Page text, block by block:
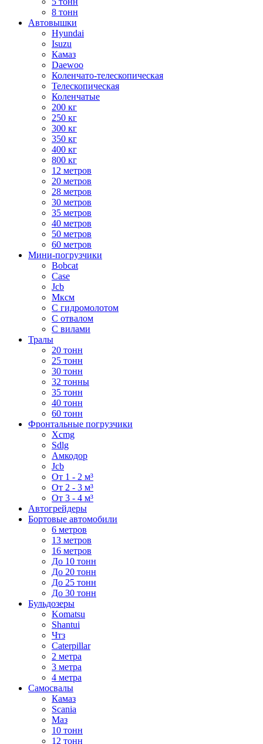
8 тонн
Автовышки
Hyundai
Isuzu
Камаз
Daewoo
Коленчато-телескопическая
Телескопическая
Коленчатые
200 кг
250 кг
300 кг
350 кг
400 кг
800 кг
12 метров
20 метров
28 метров
30 метров
35 метров
40 метров
50 метров
60 метров
Мини-погрузчики
Bobcat
Case
Jcb
Мксм
С гидромолотом
С отвалом
С вилами
Тралы
20 тонн
25 тонн
30 тонн
32 тонны
35 тонн
40 тонн
60 тонн
Фронтальные погрузчики
Xcmg
Sdlg
Амкодор
Jcb
От 1 - 2 м³
От 2 - 3 м³
От 3 - 4 м³
Автогрейдеры
Бортовые автомобили
6 метров
13 метров
16 метров
До 10 тонн
До 20 тонн
До 25 тонн
До 30 тонн
Бульдозеры
Komatsu
Shantui
Чтз
Caterpillar
2 метра
3 метра
4 метра
Самосвалы
Камаз
Scania
Маз
10 тонн
12 тонн